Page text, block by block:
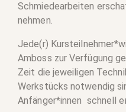
Schmiedearbeiten
nehmen.
Jede(r)
Amboss zur Verfügung
Zeit die jeweiligen
Werkstücks notwendig
Anfänger*innen schnell